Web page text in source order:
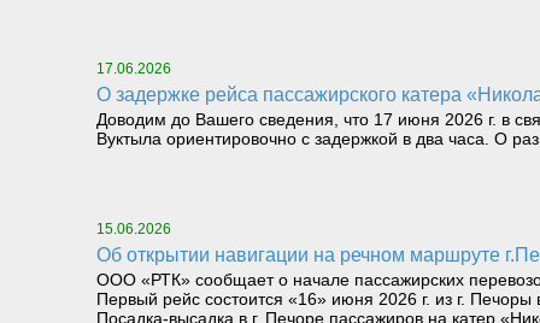
17.06.2026
О задержке рейса пассажирского катера
Доводим до Вашего сведения, что 17 июня 2026 г. в
Вуктыла ориентировочно с задержкой в два часа. О
15.06.2026
Об открытии навигации на речном маршруте
ООО «РТК» сообщает о начале пассажирских
Первый рейс состоится «16» июня 2026 г. из г. Печоры
Посадка-высадка в г. Печоре пассажиров на катер